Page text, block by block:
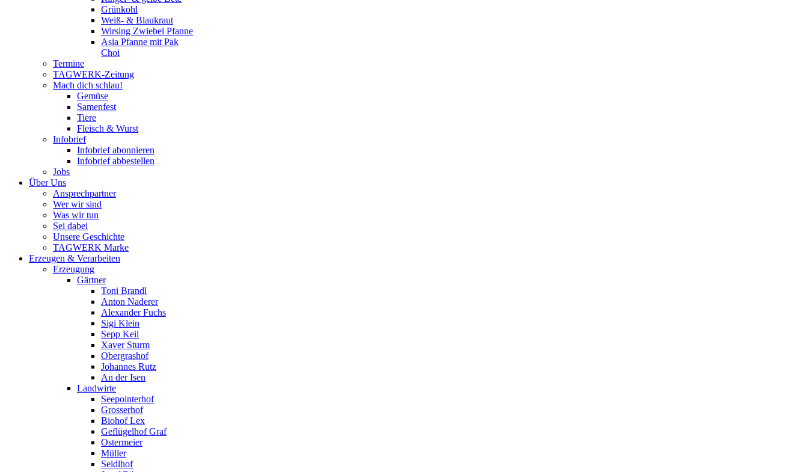
Grünkohl
Weiß- & Blaukraut
Wirsing Zwiebel Pfanne
Asia Pfanne mit Pak
Choi
Termine
TAGWERK-Zeitung
Mach dich schlau!
Gemüse
Samenfest
Tiere
Fleisch & Wurst
Infobrief
Infobrief abonnieren
Infobrief abbestellen
Jobs
Über Uns
Ansprechpartner
Wer wir sind
Was wir tun
Sei dabei
Unsere Geschichte
TAGWERK Marke
Erzeugen & Verarbeiten
Erzeugung
Gärtner
Toni Brandl
Anton Naderer
Alexander Fuchs
Sigi Klein
Sepp Keil
Xaver Sturm
Obergrashof
Johannes Rutz
An der Isen
Landwirte
Seepointerhof
Grosserhof
Biohof Lex
Geflügelhof Graf
Ostermeier
Müller
Seidlhof